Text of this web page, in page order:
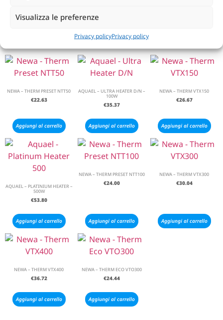
Visualizza le preferenze
Privacy policyPrivacy policy
NEWA – THERM PRESET NTT50
€22.63
Aggiungi al carrello
AQUAEL – ULTRA HEATER D/N –
100W
€35.37
Aggiungi al carrello
NEWA – THERM VTX150
€26.67
Aggiungi al carrello
AQUAEL – PLATINIUM HEATER –
500W
€53.80
Aggiungi al carrello
NEWA – THERM PRESET NTT100
€24.00
Aggiungi al carrello
NEWA – THERM VTX300
€30.04
Aggiungi al carrello
NEWA – THERM VTX400
€36.72
Aggiungi al carrello
NEWA – THERM ECO VTO300
€24.44
Aggiungi al carrello